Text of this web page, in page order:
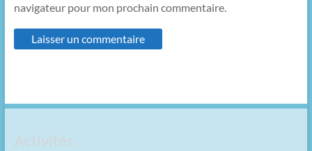
navigateur pour mon prochain commentaire.
Activités